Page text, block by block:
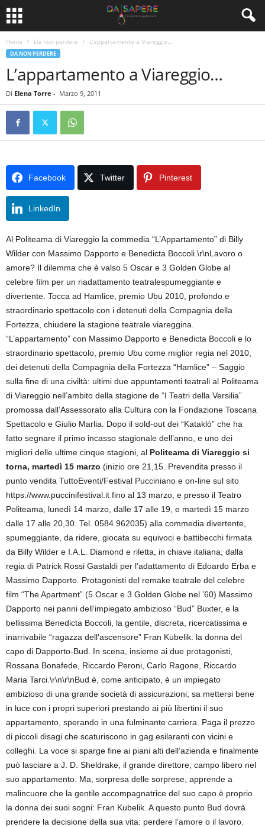
Home Da non perdere L’appartamento a Viareggio…
DA NON PERDERE
L’appartamento a Viareggio…
Di Elena Torre - Marzo 9, 2011
Facebook Twitter Pinterest
LinkedIn
Al Politeama di Viareggio la commedia “L’Appartamento” di Billy
Wilder con Massimo Dapporto e Benedicta Boccoli.\r\nLavoro o
amore? Il dilemma che è valso 5 Oscar e 3 Golden Globe al
celebre film per un riadattamento teatralespumeggiante e
divertente. Tocca ad Hamlice, premio Ubu 2010, profondo e
straordinario spettacolo con i detenuti della Compagnia della
Fortezza, chiudere la stagione teatrale viareggina.
“L’appartamento” con Massimo Dapporto e Benedicta Boccoli e lo
straordinario spettacolo, premio Ubu come miglior regia nel 2010,
dei detenuti della Compagnia della Fortezza “Hamlice” – Saggio
sulla fine di una civiltà: ultimi due appuntamenti teatrali al Politeama
di Viareggio nell’ambito della stagione de “I Teatri della Versilia”
promossa dall’Assessorato alla Cultura con la Fondazione Toscana
Spettacolo e Giulio Marlia. Dopo il sold-out dei “Kataklò” che ha
fatto segnare il primo incasso stagionale dell’anno, e uno dei
migliori delle ultime cinque stagioni, al Politeama di Viareggio si
torna, martedì 15 marzo (inizio ore 21,15. Prevendita presso il
punto vendita TuttoEventi/Festival Pucciniano e on-line sul sito
https://www.puccinifestival.it fino al 13 marzo, e presso il Teatro
Politeama, lunedì 14 marzo, dalle 17 alle 19, e martedì 15 marzo
dalle 17 alle 20,30. Tel. 0584 962035) alla commedia divertente,
spumeggiante, da ridere, giocata su equivoci e battibecchi firmata
da Billy Wilder e I.A.L. Diamond e riletta, in chiave italiana, dalla
regia di Patrick Rossi Gastaldi per l’adattamento di Edoardo Erba e
Massimo Dapporto. Protagonisti del remake teatrale del celebre
film “The Apartment” (5 Oscar e 3 Golden Globe nel ’60) Massimo
Dapporto nei panni dell’impiegato ambizioso “Bud” Buxter, e la
bellissima Benedicta Boccoli, la gentile, discreta, ricercatissima e
inarrivabile “ragazza dell’ascensore” Fran Kubelik: la donna del
capo di Dapporto-Bud. In scena, insieme ai due protagonisti,
Rossana Bonafede, Riccardo Peroni, Carlo Ragone, Riccardo
Maria Tarci.\r\n\r\nBud è, come anticipato, è un impiegato
ambizioso di una grande società di assicurazioni; sa mettersi bene
in luce con i propri superiori prestando ai più libertini il suo
appartamento, sperando in una fulminante carriera. Paga il prezzo
di piccoli disagi che scaturiscono in gag esilaranti con vicini e
colleghi. La voce si sparge fine ai piani alti dell’azienda e finalmente
può lasciare a J. D. Sheldrake, il grande direttore, campo libero nel
suo appartamento. Ma, sorpresa delle sorprese, apprende a
malincuore che la gentile accompagnatrice del suo capo è proprio
la donna dei suoi sogni: Fran Kubelik. A questo punto Bud dovrà
prendere la decisione della sua vita: perdere l’amore o il lavoro.